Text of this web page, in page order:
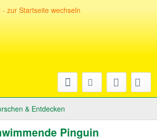
& Entdecken
Pinguin